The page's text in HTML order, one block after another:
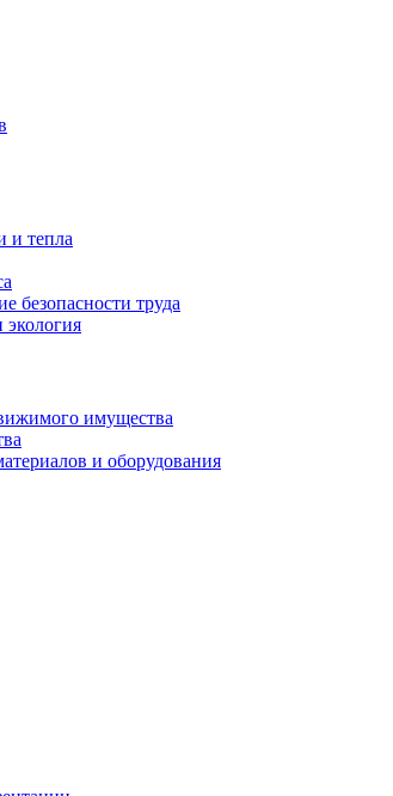
и тепла
безопасности труда
имущества
и оборудования